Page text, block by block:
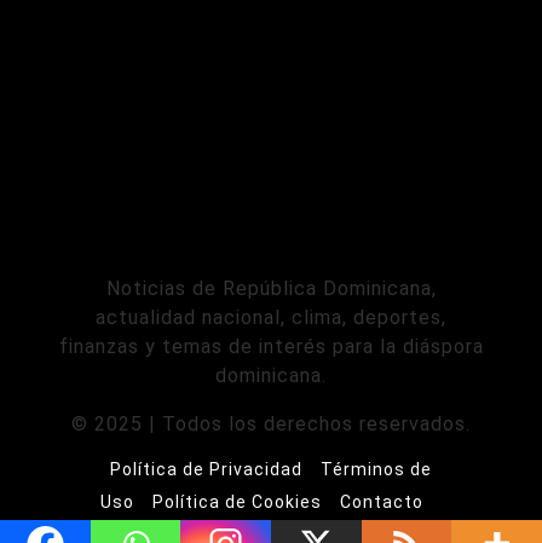
Noticias de República Dominicana,
actualidad nacional, clima, deportes,
finanzas y temas de interés para la diáspora
dominicana.
© 2025 | Todos los derechos reservados.
Política de Privacidad
Términos de
Uso
Política de Cookies Contacto